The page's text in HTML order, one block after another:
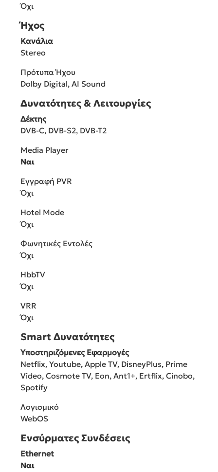
Όχι
Ήχος
Κανάλια
Stereo
Πρότυπα Ήχου
Dolby Digital, AI Sound
Δυνατότητες & Λειτουργίες
Δέκτης
DVB-C, DVB-S2, DVB-T2
Media Player
Ναι
Εγγραφή PVR
Όχι
Hotel Mode
Όχι
Φωνητικές Εντολές
Όχι
HbbTV
Όχι
VRR
Όχι
Smart Δυνατότητες
Υποστηριζόμενες Εφαρμογές
Netflix, Youtube, Apple TV, DisneyPlus, Prime
Video, Cosmote TV, Eon, Ant1+, Ertflix, Cinobo,
Spotify
Λογισμικό
WebOS
Ενσύρματες Συνδέσεις
Ethernet
Ναι